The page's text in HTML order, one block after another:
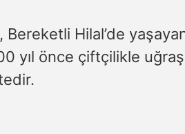
Bereketli Hilal’de
yıl önce çiftçilikle